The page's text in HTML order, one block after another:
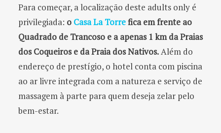
Para começar, a localização deste adults only é
privilegiada: o Casa La Torrefica em frente ao
Quadrado de Trancoso e a apenas 1 km da Praias
dos Coqueiros e da Praia dos Nativos.Além do
endereço de prestígio, o hotel conta com piscina
ao ar livre integrada com a natureza e serviço de
massagem à parte para quem deseja zelar pelo
bem-estar.